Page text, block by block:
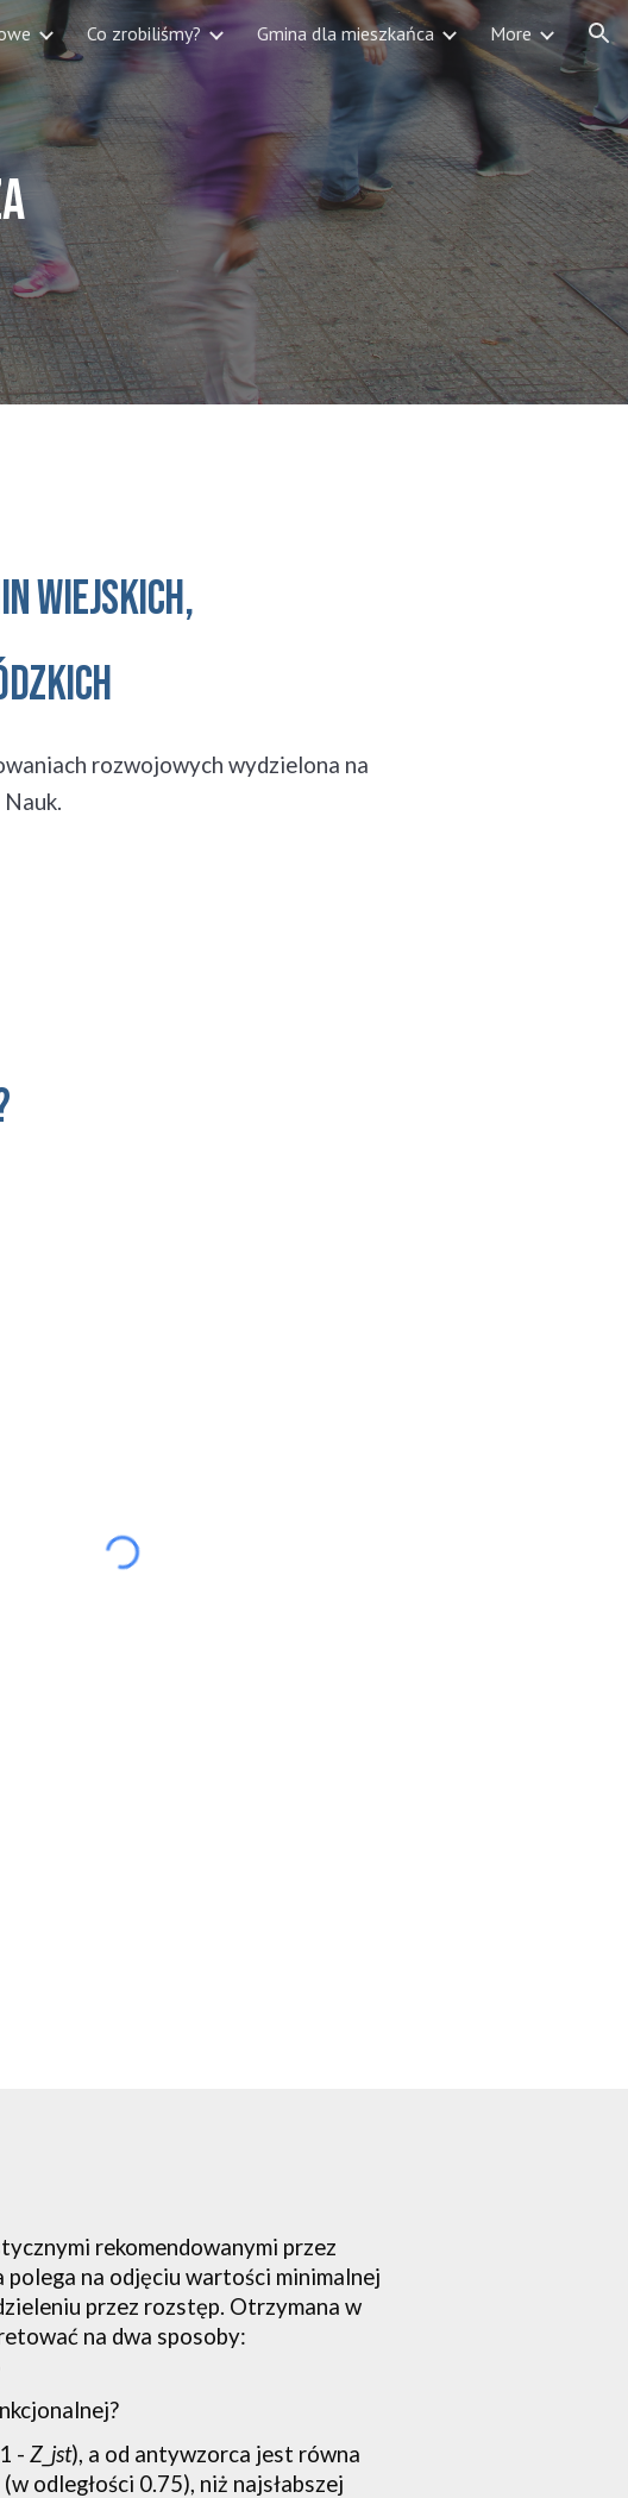
to navigationCo zrobiliśmy? Gmina dla mieszkańca More
WIEJSKICH,
rozwojowych wydzielona na
rekomendowanymi przez
na odjęciu wartości minimalnej
przez rozstęp. Otrzymana w
na dwa sposoby:
- Z_jst), a od antywzorca jest równa
odległości 0.75), niż najsłabszej